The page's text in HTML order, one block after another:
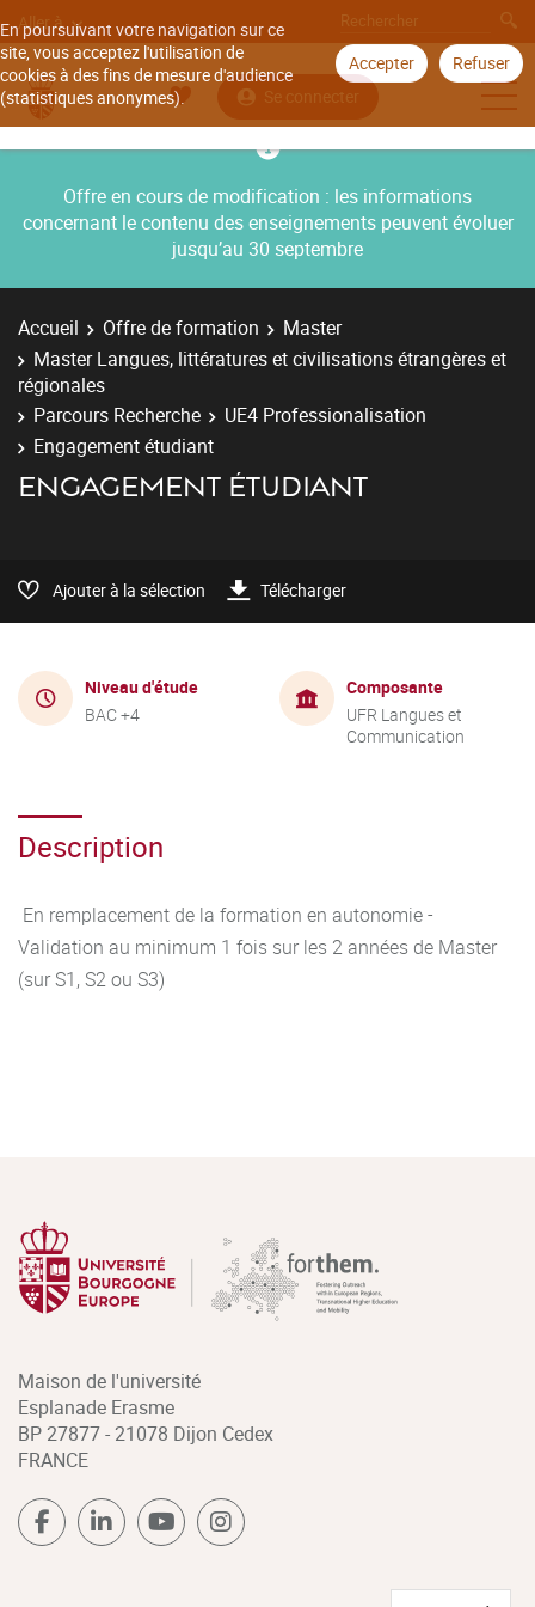
En poursuivant votre navigation sur ce
site, vous acceptez l'utilisation de
cookies à des fins de mesure d'audience
(statistiques anonymes).
Accepter Refuser
Aller à
Se connecter
Offre en cours de modification : les informations
concernant le contenu des enseignements peuvent évoluer
jusqu’au 30 septembre
Accueil Offre de formation
Master
Master Langues, littératures et civilisations étrangères et
régionales
Parcours Recherche
UE4 Professionalisation
Engagement étudiant
ENGAGEMENT ÉTUDIANT
Ajouter à la sélection Télécharger
Niveau d'étude
BAC +4
Composante
UFR Langues et
Communication
Description
En remplacement de la formation en autonomie -
Validation au minimum 1 fois sur les 2 années de Master
(sur S1, S2 ou S3)
Maison de l'université
Esplanade Erasme
BP 27877 - 21078 Dijon Cedex
FRANCE